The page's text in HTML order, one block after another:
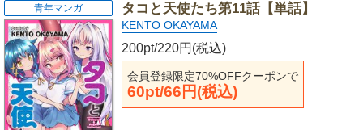
タコと天使たち第11話【単話】
KENTO OKAYAMA
200pt/220円(税込)
会員登録限定70%OFFクーポンで
60pt/66円(税込)
青年マンガ